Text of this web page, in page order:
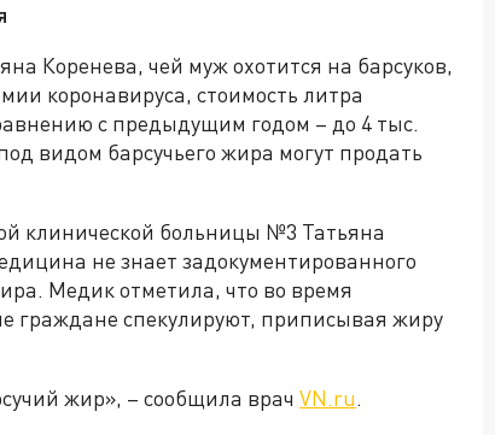
Коренева, чей муж охотится на барсуков,
коронавируса, стоимость литра
с предыдущим годом – до 4 тыс.
видом барсучьего жира могут продать
клинической больницы №3 Татьяна
не знает задокументированного
Медик отметила, что во время
граждане спекулируют, приписывая жиру
жир», – сообщила врач VN.ru.